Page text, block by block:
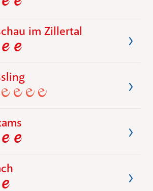
im Zillertal